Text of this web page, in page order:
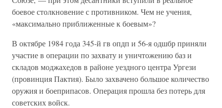
боевое столкновение с противником. Чем не учения,
«максимально приближенные к боевым»?
В октябре 1984 года 345-й гв опдп и 56-я одшбр приняли
участие в операции по захвату и уничтожению баз и
складов моджахедов в районе уездного центра Ургези
(провинция Пактия). Было захвачено большое количество
оружия и боеприпасов. Операция прошла без потерь для
советских войск.